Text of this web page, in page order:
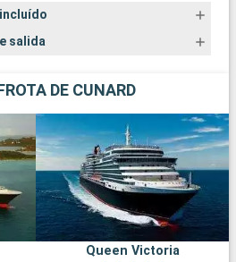
salida
DE CUNARD
Queen Victoria